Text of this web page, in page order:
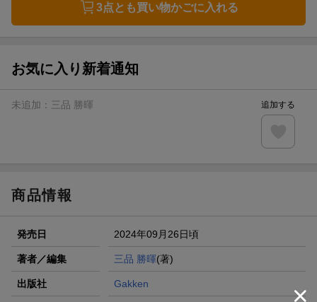
3点とも買い物かごに入れる
お気に入り新着通知
未追加： 三品 勝暉 追加する
商品情報
発売日 2024年09月26日頃
著者／編集 三品 勝暉(著)
出版社 Gakken